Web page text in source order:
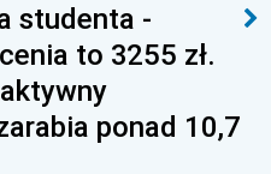
studenta -
to 3255 zł.
ponad 10,7